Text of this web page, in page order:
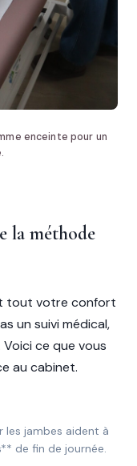
enceinte pour un
la méthode
tout votre confort
un suivi médical,
Voici ce que vous
au cabinet.
les jambes aident à
de fin de journée.